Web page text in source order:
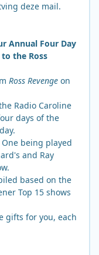
deze mail.
Annual Four Day
the Ross
Ross Revenge on
Radio Caroline
days of the
being played
and Ray
based on the
Top 15 shows
gifts for you, each